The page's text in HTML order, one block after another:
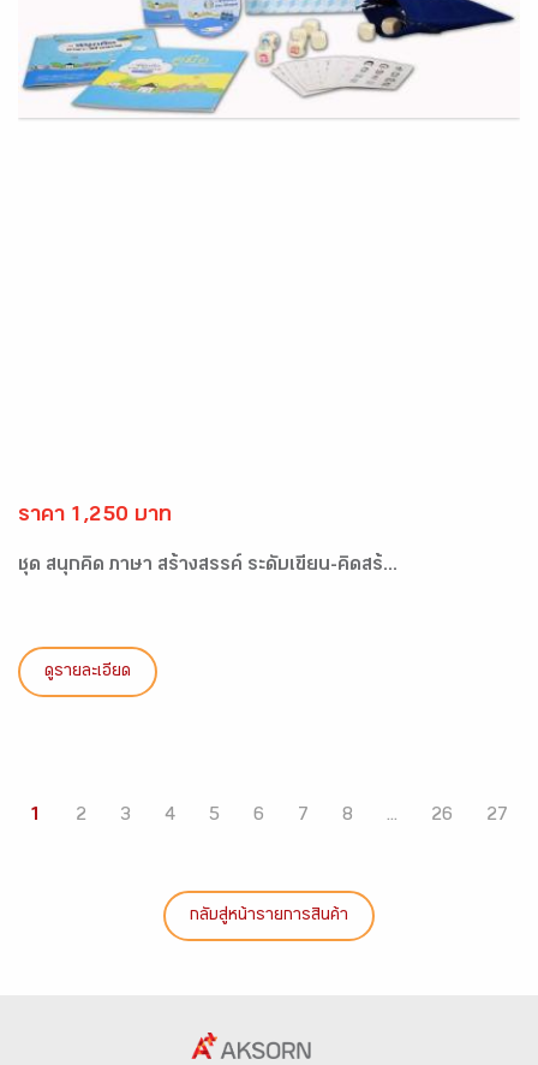
ราคา 1,250 บาท
ชุด สนุกคิด ภาษา สร้างสรรค์ ระดับเขียน-คิดสร้...
ดูรายละเอียด
1 2 3 4 5 6 7 8 ... 26 27
กลับสู่หน้ารายการสินค้า